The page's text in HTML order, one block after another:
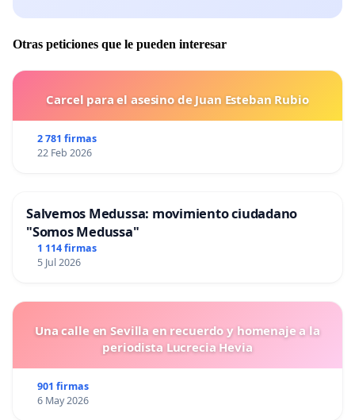
Otras peticiones que le pueden interesar
Carcel para el asesino de Juan Esteban Rubio
2 781 firmas
22 Feb 2026
Salvemos Medussa: movimiento ciudadano
"Somos Medussa"
1 114 firmas
5 Jul 2026
Una calle en Sevilla en recuerdo y homenaje a la
periodista Lucrecia Hevia
901 firmas
6 May 2026